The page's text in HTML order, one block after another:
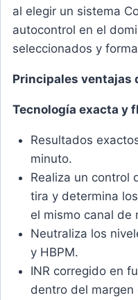
al elegir un sistema
autocontrol en el
seleccionados y
Principales ventajas
Tecnología exacta y
Resultados
minuto.
Realiza un control
tira y determina
el mismo canal de
Neutraliza los
y HBPM.
INR corregido en
dentro del